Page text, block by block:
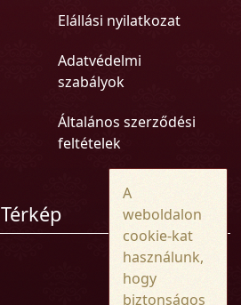
Elállási nyilatkozat
Adatvédelmi
szabályok
Általános szerződési
feltételek
Térkép
A
weboldalon
cookie-kat
használunk,
hogy
biztonságos